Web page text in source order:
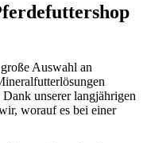
Auswahl an
unserer langjährigen
worauf es bei einer